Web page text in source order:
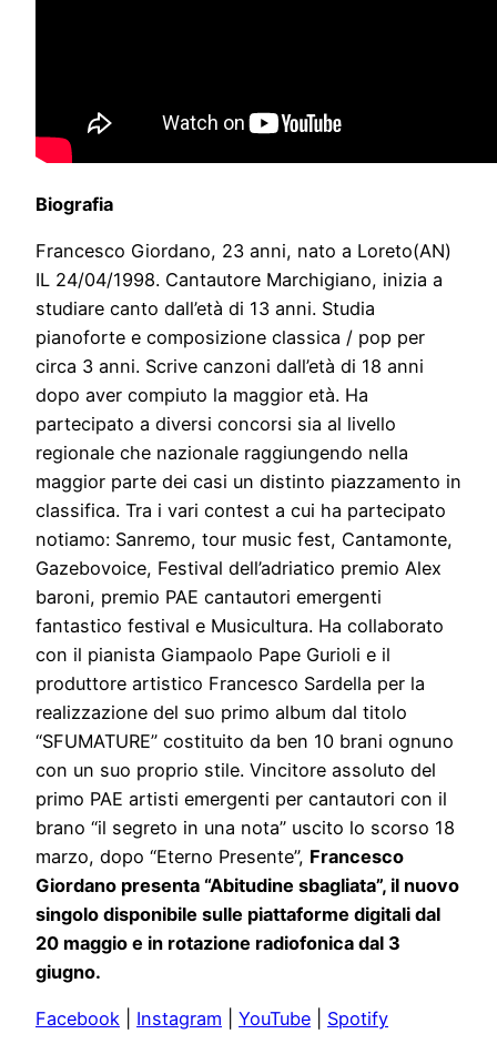
Biografia
Francesco Giordano, 23 anni, nato a Loreto(AN)
IL 24/04/1998. Cantautore Marchigiano, inizia a
studiare canto dall’età di 13 anni. Studia
pianoforte e composizione classica / pop per
circa 3 anni. Scrive canzoni dall’età di 18 anni
dopo aver compiuto la maggior età. Ha
partecipato a diversi concorsi sia al livello
regionale che nazionale raggiungendo nella
maggior parte dei casi un distinto piazzamento in
classifica. Tra i vari contest a cui ha partecipato
notiamo: Sanremo, tour music fest, Cantamonte,
Gazebovoice, Festival dell’adriatico premio Alex
baroni, premio PAE cantautori emergenti
fantastico festival e Musicultura. Ha collaborato
con il pianista Giampaolo Pape Gurioli e il
produttore artistico Francesco Sardella per la
realizzazione del suo primo album dal titolo
“SFUMATURE” costituito da ben 10 brani ognuno
con un suo proprio stile. Vincitore assoluto del
primo PAE artisti emergenti per cantautori con il
brano “il segreto in una nota” uscito lo scorso 18
marzo, dopo “Eterno Presente”, Francesco
Giordano presenta “Abitudine sbagliata”, il nuovo
singolo disponibile sulle piattaforme digitali dal
20 maggio e in rotazione radiofonica dal 3
giugno.
Facebook Instagram YouTube Spotify